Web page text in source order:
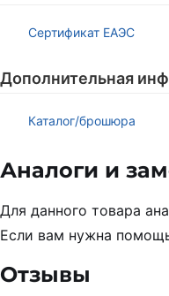
Сертификат ЕАЭС
Дополнительная
Каталог/брошюра
Аналоги и
Для данного товара
Если вам нужна
Отзывы